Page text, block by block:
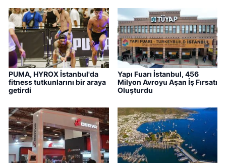
PUMA, HYROX İstanbul'da
fitness tutkunlarını bir araya
getirdi
Yapı Fuarı İstanbul, 456
Milyon Avroyu Aşan İş Fırsatı
Oluşturdu